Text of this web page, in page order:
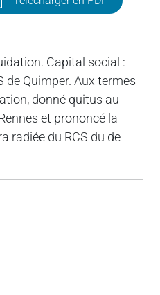
Capital social :
de Quimper. Aux termes
donné quitus au
et prononcé la
radiée du RCS du de